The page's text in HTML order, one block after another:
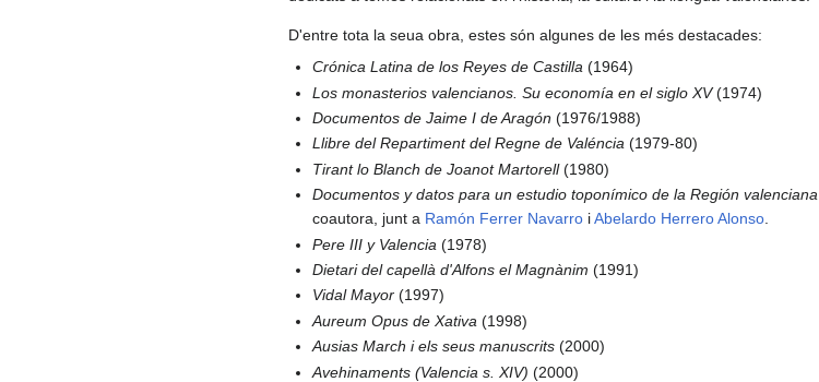
D'entre tota la seua obra, estes són algunes de les més destacades:
Crónica Latina de los Reyes de Castilla (1964)
Los monasterios valencianos. Su economía en el siglo XV(1974)
Documentos de Jaime I de Aragón (1976/1988)
Llibre del Repartiment del Regne de Valéncia (1979-80)
Tirant lo Blanch de Joanot Martorell(1980)
Documentos y datos para un estudio toponímico de la Región valenciana
coautora, junt a Ramón Ferrer Navarro iAbelardo Herrero Alonso.
Pere III y Valencia (1978)
Dietari del capellà d'Alfons el Magnànim (1991)
Vidal Mayor (1997)
Aureum Opus de Xativa (1998)
Ausias March i els seus manuscrits (2000)
Avehinaments (Valencia s. XIV) (2000)